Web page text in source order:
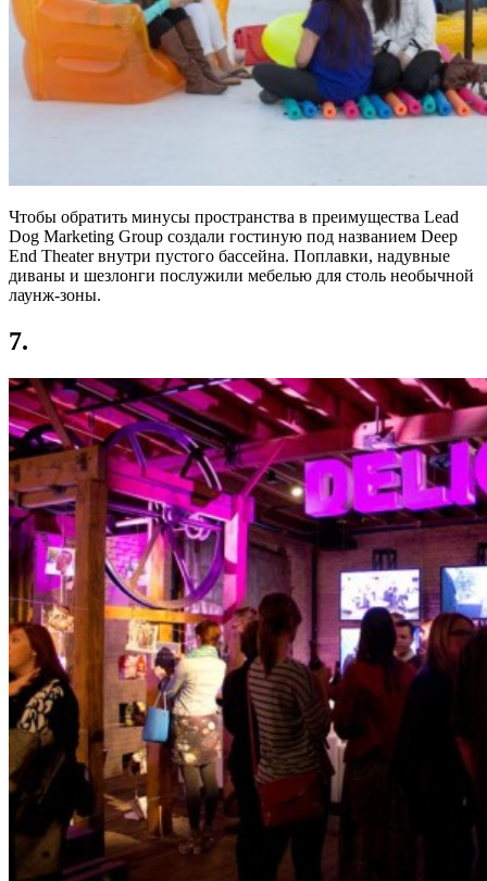
Чтобы обратить минусы пространства в преимущества Lead
Dog Marketing Group создали гостиную под названием Deep
End Theater внутри пустого бассейна. Поплавки, надувные
диваны и шезлонги послужили мебелью для столь необычной
лаунж-зоны.
7.